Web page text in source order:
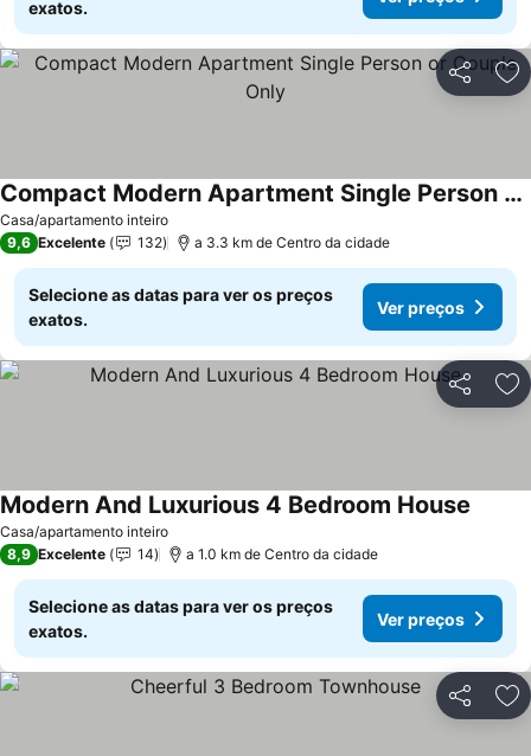
exatos.
Partilhar
Casa/apartamento inteiro
Compact Modern Apartment Single Person or Couple Only
Ver preços
9,6 Excelente 132 a 3.3 km de Centro da cidade
Selecione as datas para ver os preços
exatos.
Ver preços
Partilhar
Casa/apartamento inteiro
Modern And Luxurious 4 Bedroom House
8,9 Excelente 14 a 1.0 km de Centro da cidade
Selecione as datas para ver os preços
exatos.
Ver preços
Partilhar